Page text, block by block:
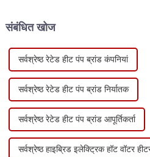
संबंधित खोज
सर्वश्रेष्ठ रेटेड हीट पंप ब्रांड कंपनियां
सर्वश्रेष्ठ रेटेड हीट पंप ब्रांड निर्यातक
सर्वश्रेष्ठ रेटेड हीट पंप ब्रांड आपूर्तिकर्ता
सर्वश्रेष्ठ हाइब्रिड इलेक्ट्रिक हॉट वॉटर